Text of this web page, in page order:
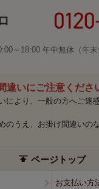
～18:00 年中無休（年末
違いにご注意くださ
により、一般の方へご迷
のうえ、お掛け間違いの
ページトップ
お支払い方